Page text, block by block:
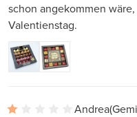
schon angekommen
Valentienstag.
Andrea